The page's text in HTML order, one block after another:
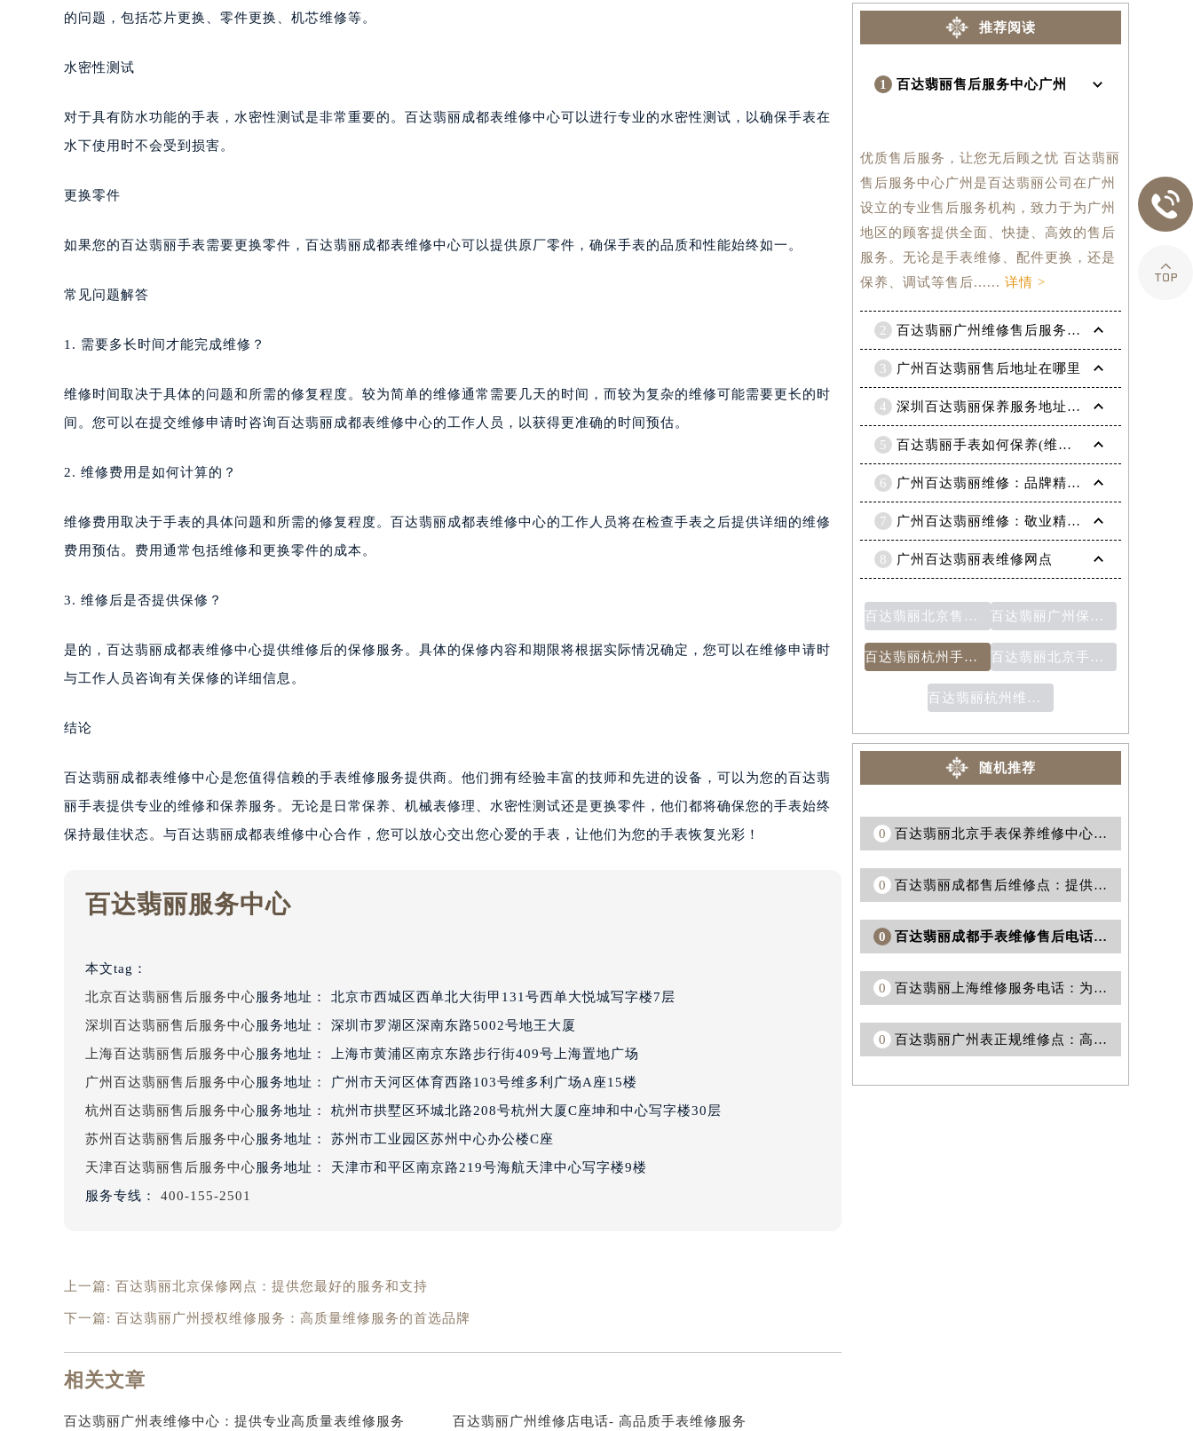
的问题，包括芯片更换、零件更换、机芯维修等。
水密性测试
对于具有防水功能的手表，水密性测试是非常重要的。百达翡丽成都表维修中心可以进行专业的水密性测试，以确保手表在
水下使用时不会受到损害。
更换零件
如果您的百达翡丽手表需要更换零件，百达翡丽成都表维修中心可以提供原厂零件，确保手表的品质和性能始终如一。
常见问题解答
1. 需要多长时间才能完成维修？
维修时间取决于具体的问题和所需的修复程度。较为简单的维修通常需要几天的时间，而较为复杂的维修可能需要更长的时
间。您可以在提交维修申请时咨询百达翡丽成都表维修中心的工作人员，以获得更准确的时间预估。
2. 维修费用是如何计算的？
维修费用取决于手表的具体问题和所需的修复程度。百达翡丽成都表维修中心的工作人员将在检查手表之后提供详细的维修
费用预估。费用通常包括维修和更换零件的成本。
3. 维修后是否提供保修？
是的，百达翡丽成都表维修中心提供维修后的保修服务。具体的保修内容和期限将根据实际情况确定，您可以在维修申请时
与工作人员咨询有关保修的详细信息。
结论
百达翡丽成都表维修中心是您值得信赖的手表维修服务提供商。他们拥有经验丰富的技师和先进的设备，可以为您的百达翡
丽手表提供专业的维修和保养服务。无论是日常保养、机械表修理、水密性测试还是更换零件，他们都将确保您的手表始终
保持最佳状态。与百达翡丽成都表维修中心合作，您可以放心交出您心爱的手表，让他们为您的手表恢复光彩！
百达翡丽服务中心
本文tag：
北京百达翡丽售后服务中心服务地址：
北京市西城区西单北大街甲131号西单大悦城写字楼7层
深圳百达翡丽售后服务中心服务地址：
深圳市罗湖区深南东路5002号地王大厦
上海百达翡丽售后服务中心服务地址：
上海市黄浦区南京东路步行街409号上海置地广场
广州百达翡丽售后服务中心服务地址：
广州市天河区体育西路103号维多利广场A座15楼
杭州百达翡丽售后服务中心服务地址：
杭州市拱墅区环城北路208号杭州大厦C座坤和中心写字楼30层
苏州百达翡丽售后服务中心服务地址：
苏州市工业园区苏州中心办公楼C座
天津百达翡丽售后服务中心服务地址：
天津市和平区南京路219号海航天津中心写字楼9楼
服务专线：
400-155-2501
上一篇: 百达翡丽北京保修网点：提供您最好的服务和支持
下一篇: 百达翡丽广州授权维修服务：高质量维修服务的首选品牌
相关文章
百达翡丽广州表维修中心：提供专业高质量表维修服务 百达翡丽广州维修店电话- 高品质手表维修服务
推荐阅读
1 百达翡丽售后服务中心广州
优质售后服务，让您无后顾之忧 百达翡丽
售后服务中心广州是百达翡丽公司在广州
设立的专业售后服务机构，致力于为广州
地区的顾客提供全面、快捷、高效的售后
服务。无论是手表维修、配件更换，还是
保养、调试等售后...... 详情 >
2 百达翡丽广州维修售后服务地址
3 广州百达翡丽售后地址在哪里
4 深圳百达翡丽保养服务地址(售后服务点)
5 百达翡丽手表如何保养(维修服务网点)
6 广州百达翡丽维修：品牌精良，修复无忧
7 广州百达翡丽维修：敬业精湛的钟表复原技艺
8 广州百达翡丽表维修网点
百达翡丽北京售后维修网点- 一站式高品质服务 百达翡丽广州保修中心：提供售后服务的最佳选择
百达翡丽杭州手表维修服务点：正规与信誉共存的最佳选择 百达翡丽北京手表专修电话- 为您的手表提供优质维修服务
百达翡丽杭州维修站点：提供专业的售后服务和维修解决方案
随机推荐
0 百达翡丽北京手表保养维修中心：专业维修您的珍贵腕表
0 百达翡丽成都售后维修点：提供优质服务的选择
0 百达翡丽成都手表维修售后电话：为您提供专业的手表维修服务
0 百达翡丽上海维修服务电话：为您提供专业的手表维修服务
0 百达翡丽广州表正规维修点：高品质维修服务尽在广州

